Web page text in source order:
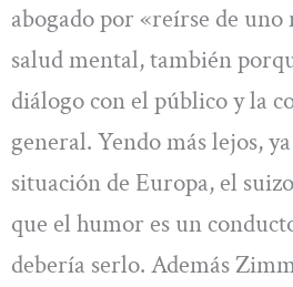
abogado por «reírse de
salud mental, también
diálogo con el público y la
general. Yendo más lejos,
situación de Europa, el
que el humor es un
debería serlo. Además